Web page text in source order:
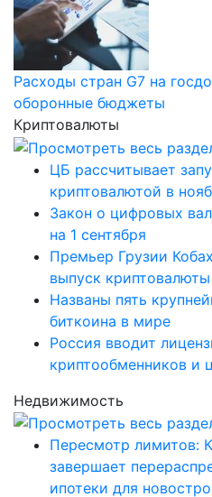
Расходы стран G7 на
оборонные бюджеты
Криптовалюты
ЦБ рассчитывает
криптовалютой в
Закон о цифровых
на 1 сентября
Премьер Грузии
выпуск
Названы пять
биткоина в мире
Россия вводит
криптообменников и
Недвижимость
Пересмотр лимитов:
завершает
ипотеки для